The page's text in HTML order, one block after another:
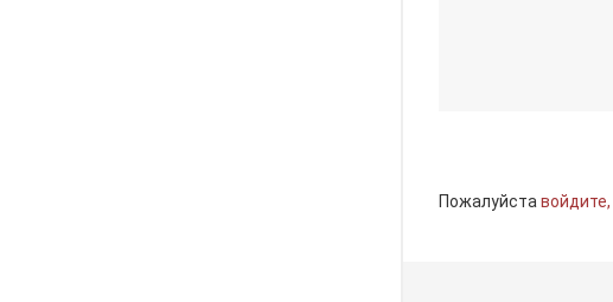
Пожалуйста войдите,